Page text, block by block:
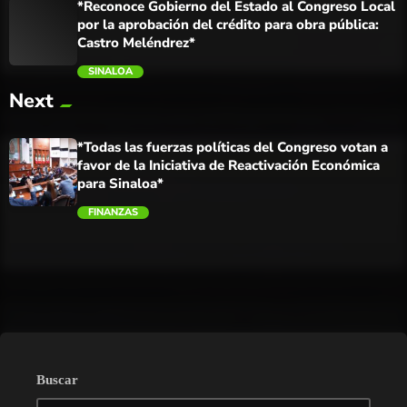
*Reconoce Gobierno del Estado al Congreso Local
por la aprobación del crédito para obra pública:
Castro Meléndrez*
SINALOA
Next
*Todas las fuerzas políticas del Congreso votan a
favor de la Iniciativa de Reactivación Económica
para Sinaloa*
FINANZAS
Buscar